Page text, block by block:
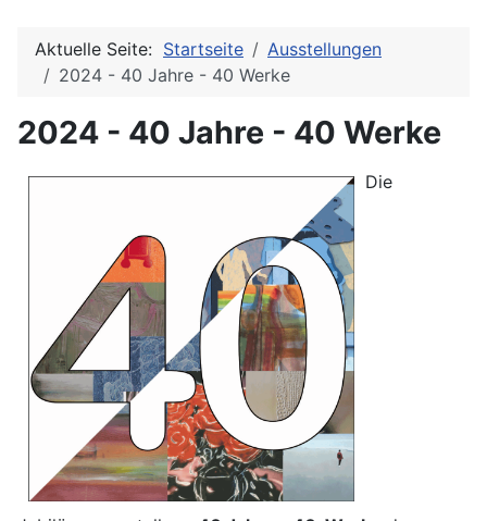
Aktuelle Seite: Startseite
Ausstellungen
2024 - 40 Jahre - 40 Werke
2024 - 40 Jahre - 40 Werke
Die